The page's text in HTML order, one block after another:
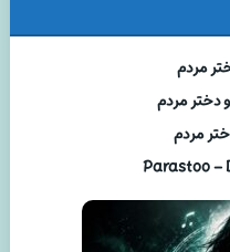
مردم
دختر مردم
مردم
Parastoo –